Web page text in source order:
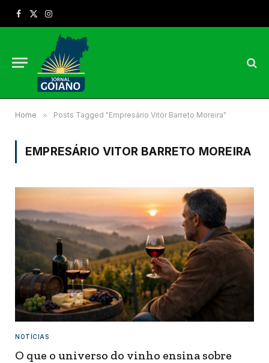
Facebook
X
Instagram
Home » Posts Tagged "Empresário Vitor Barreto Moreira"
EMPRESÁRIO VITOR BARRETO MOREIRA
NOTÍCIAS
O que o universo do vinho ensina sobre